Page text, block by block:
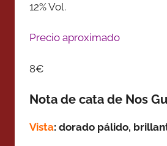
12% Vol.
Precio aproximado
8€
Nota de cata de Nos
Vista: dorado pálido,